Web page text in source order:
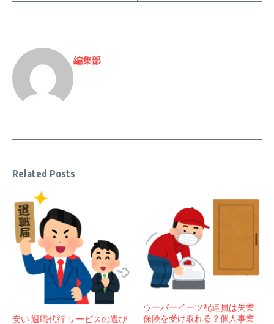
編集部
Related Posts
安い 退職代行 サービスの選び
ウーバーイーツ配達員は失業
保険を受け取れる？個人事業